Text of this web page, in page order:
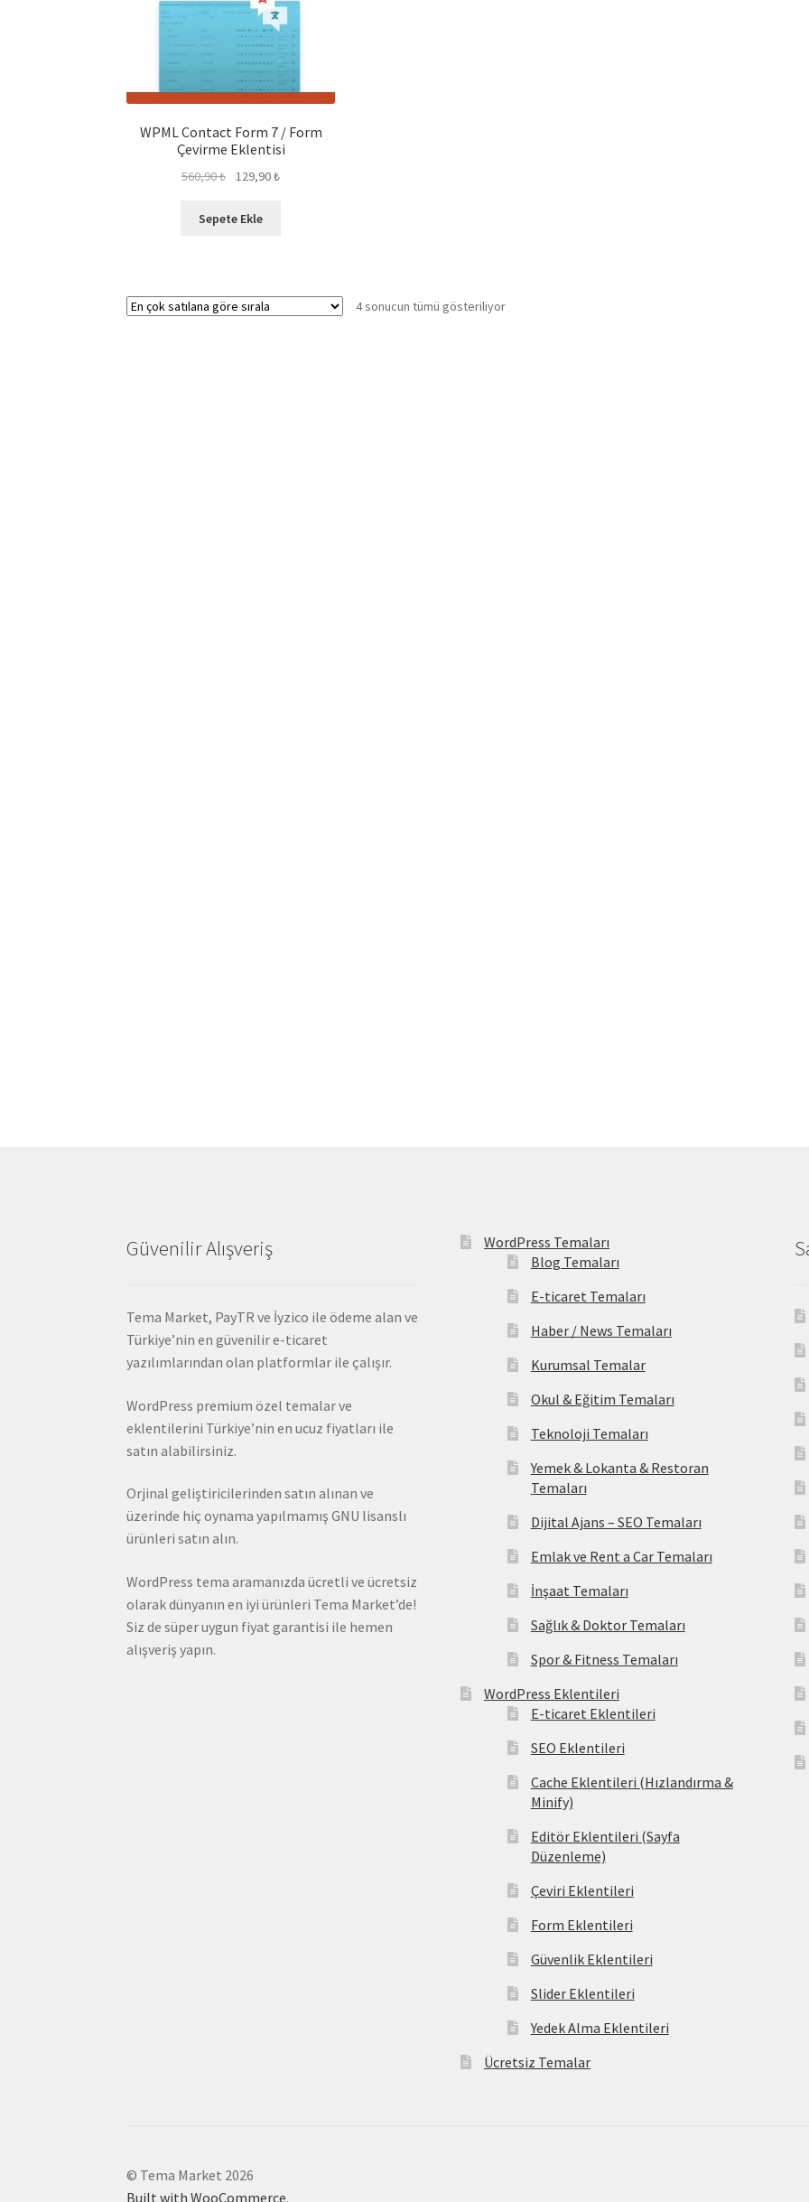
WPML Contact Form 7 / Form
Çevirme Eklentisi
560,90₺
Orijinal
560,90 ₺.
129,90₺Şu
Sepete Ekle
4 sonucun tümü gösteriliyorPopülerliğe
Güvenilir Alışveriş
Tema Market, PayTR ve İyzico ile ödeme alan ve
Türkiye’nin en güvenilir e-ticaret
yazılımlarından olan platformlar ile çalışır.
WordPress premium özel temalar ve
eklentilerini Türkiye’nin en ucuz fiyatları ile
satın alabilirsiniz.
Orjinal geliştiricilerinden satın alınan ve
üzerinde hiç oynama yapılmamış GNU lisanslı
ürünleri satın alın.
WordPress tema aramanızda ücretli ve ücretsiz
olarak dünyanın en iyi ürünleri Tema Market’de!
Siz de süper uygun fiyat garantisi ile hemen
alışveriş yapın.
WordPress Temaları
Blog Temaları
E-ticaret Temaları
Haber / News Temaları
Kurumsal Temalar
Okul & Eğitim Temaları
Teknoloji Temaları
Yemek & Lokanta & Restoran
Temaları
Dijital Ajans – SEO Temaları
Emlak ve Rent a Car Temaları
İnşaat Temaları
Sağlık & Doktor Temaları
Spor & Fitness Temaları
WordPress Eklentileri
E-ticaret Eklentileri
SEO Eklentileri
Cache Eklentileri (Hızlandırma &
Minify)
Editör Eklentileri (Sayfa
Düzenleme)
Çeviri Eklentileri
Form Eklentileri
Güvenlik Eklentileri
Slider Eklentileri
Yedek Alma Eklentileri
Ücretsiz Temalar
© Tema Market 2026
Built with WooCommerce.